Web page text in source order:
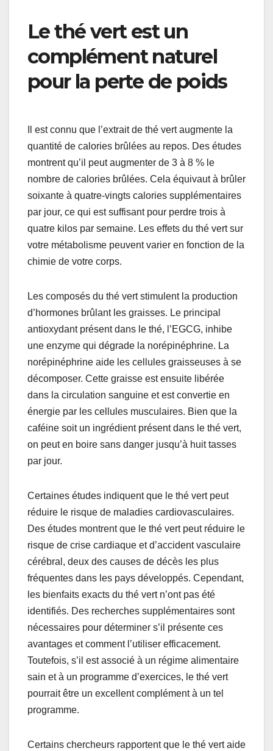
Le thé vert est un
complément naturel
pour la perte de poids
Il est connu que l’extrait de thé vert augmente la
quantité de calories brûlées au repos. Des études
montrent qu’il peut augmenter de 3 à 8 % le
nombre de calories brûlées. Cela équivaut à brûler
soixante à quatre-vingts calories supplémentaires
par jour, ce qui est suffisant pour perdre trois à
quatre kilos par semaine. Les effets du thé vert sur
votre métabolisme peuvent varier en fonction de la
chimie de votre corps.
Les composés du thé vert stimulent la production
d’hormones brûlant les graisses. Le principal
antioxydant présent dans le thé, l’EGCG, inhibe
une enzyme qui dégrade la norépinéphrine. La
norépinéphrine aide les cellules graisseuses à se
décomposer. Cette graisse est ensuite libérée
dans la circulation sanguine et est convertie en
énergie par les cellules musculaires. Bien que la
caféine soit un ingrédient présent dans le thé vert,
on peut en boire sans danger jusqu’à huit tasses
par jour.
Certaines études indiquent que le thé vert peut
réduire le risque de maladies cardiovasculaires.
Des études montrent que le thé vert peut réduire le
risque de crise cardiaque et d’accident vasculaire
cérébral, deux des causes de décès les plus
fréquentes dans les pays développés. Cependant,
les bienfaits exacts du thé vert n’ont pas été
identifiés. Des recherches supplémentaires sont
nécessaires pour déterminer s’il présente ces
avantages et comment l’utiliser efficacement.
Toutefois, s’il est associé à un régime alimentaire
sain et à un programme d’exercices, le thé vert
pourrait être un excellent complément à un tel
programme.
Certains chercheurs rapportent que le thé vert aide